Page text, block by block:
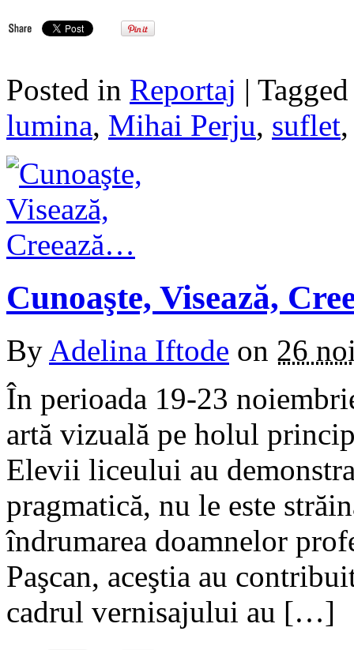
Posted in Reportaj |
lumina, Mihai Perju, suflet
Cunoaşte, Visează,
By Adelina Iftode on 26
În perioada 19-23
artă vizuală pe holul
Elevii liceului au
pragmatică, nu le este
îndrumarea doamnelor
Paşcan, aceştia au
cadrul vernisajului au […]